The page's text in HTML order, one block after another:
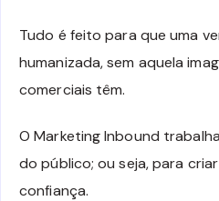
Tudo é feito para que uma
humanizada, sem aquela
comerciais têm.
O Marketing Inbound
do público; ou seja, para
confiança.